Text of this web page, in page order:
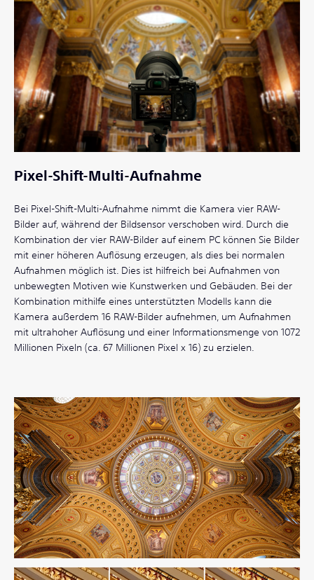
Pixel-Shift-Multi-Aufnahme
Bei Pixel-Shift-Multi-Aufnahme nimmt die Kamera vier RAW-
Bilder auf, während der Bildsensor verschoben wird. Durch die
Kombination der vier RAW-Bilder auf einem PC können Sie Bilder
mit einer höheren Auflösung erzeugen, als dies bei normalen
Aufnahmen möglich ist. Dies ist hilfreich bei Aufnahmen von
unbewegten Motiven wie Kunstwerken und Gebäuden. Bei der
Kombination mithilfe eines unterstützten Modells kann die
Kamera außerdem 16 RAW-Bilder aufnehmen, um Aufnahmen
mit ultrahoher Auflösung und einer Informationsmenge von 1072
Millionen Pixeln (ca. 67 Millionen Pixel x 16) zu erzielen.